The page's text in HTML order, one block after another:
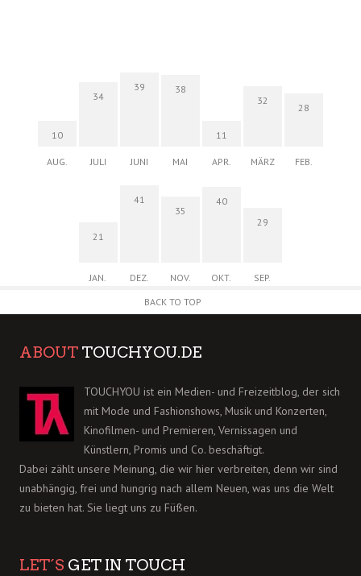
10
AUG.
34
JULI
39
JUNI
38
MAI
11
APR.
32
MÄRZ
28
FEB.
21
JAN.
41
DEZ.
35
NOV.
40
OKT.
29
SEP.
BACK TO TOP
ABOUT TOUCHYOU.DE
TOUCHYOU ist ein Medien- und Freizeitblog, der sich
mit Mode und Fashionshows, Musik und Konzerten,
Kinofilmen- und Premieren, Vernissagen und
Künstlern, Promis und Co. beschäftigt.
Dabei zählt unsere Meinung, die wir hier verbreiten, denn wir sind
unabhängig, frei und hungrig nach allem Neuen, was uns die Welt
zu bieten hat. Sie liegt uns zu Füßen.
LET´S GET IN TOUCH